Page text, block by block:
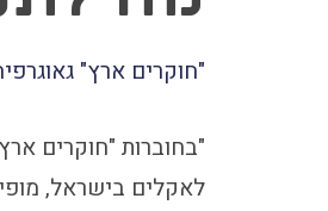
"חוקרים ארץ"
"בחוברות "חוקרים
לאקלים בישראל,